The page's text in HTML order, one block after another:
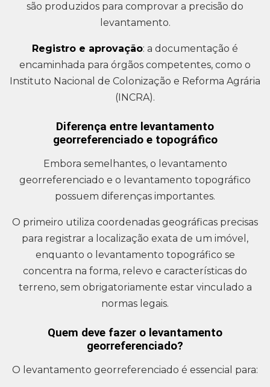
são produzidos para comprovar a precisão do
levantamento.
Registro e aprovação: a documentação é
encaminhada para órgãos competentes, como o
Instituto Nacional de Colonização e Reforma Agrária
(INCRA).
Diferença entre levantamento
georreferenciado e topográfico
Embora semelhantes, o levantamento
georreferenciado e o levantamento topográfico
possuem diferenças importantes.
O primeiro utiliza coordenadas geográficas precisas
para registrar a localização exata de um imóvel,
enquanto o levantamento topográfico se
concentra na forma, relevo e características do
terreno, sem obrigatoriamente estar vinculado a
normas legais.
Quem deve fazer o levantamento
georreferenciado?
O levantamento georreferenciado é essencial para: